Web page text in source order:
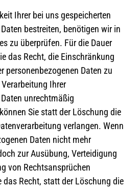
Ihrer bei uns gespeicherten
bestreiten, benötigen wir in
zu überprüfen. Für die Dauer
das Recht, die Einschränkung
personenbezogenen Daten zu
Ihrer
unrechtmäßig
Sie statt der Löschung die
verlangen. Wenn
Daten nicht mehr
zur Ausübung, Verteidigung
von Rechtsansprüchen
das Recht, statt der Löschung die